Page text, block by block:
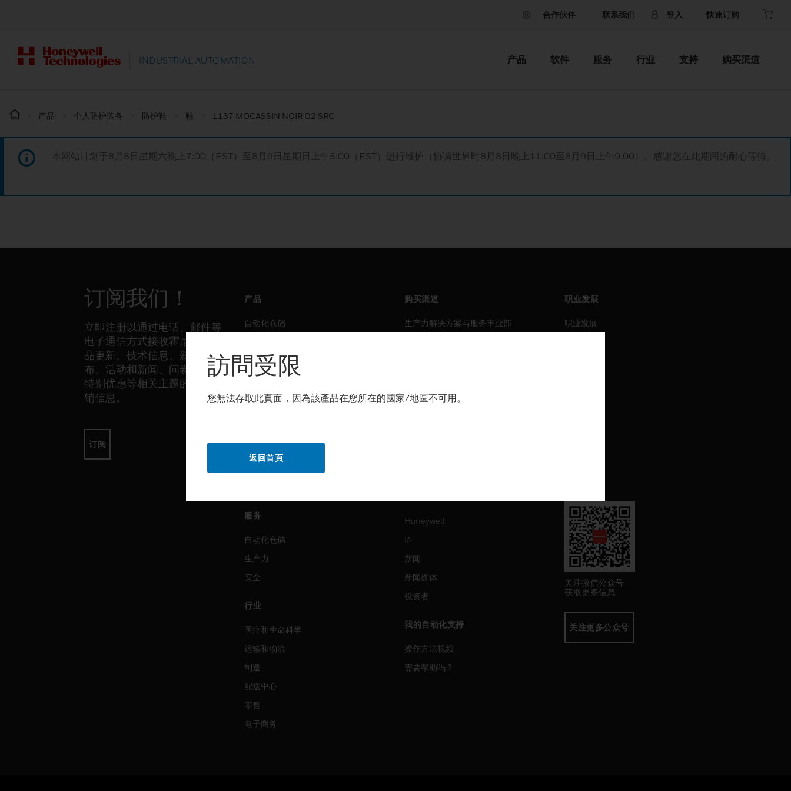
合作伙伴 联系我们 登入 快速订购
INDUSTRIAL AUTOMATION 产品 软件 服务 行业 支持 购买渠道
产品 个人防护装备 防护鞋 鞋 1137 MOCASSIN NOIR O2 SRC
本网站计划于8月8日星期六晚上7:00（EST）至8月9日星期日上午5:00（EST）进行维护（协调世界时8月8日晚上11:00至8月9日上午9:00）。感谢您在此期间的耐心等待。
订阅我们！
立即注册以通过电话、邮件等
电子通信方式接收霍尼韦尔产
品更新、技术信息、新品发
布、活动和新闻、问卷调查、
特别优惠等相关主题的独家营
销信息。
订阅
产品
自动化仓储
安全
传感解决方案
自动化仓储
生产力
服务
自动化仓储
生产力
安全
行业
医疗和生命科学
运输和物流
制造
配送中心
零售
电子商务
购买渠道
生产力解决方案与服务事业部
自动化仓储
Honeywell
IA
新闻
新闻媒体
投资者
我的自动化支持
操作方法视频
需要帮助吗？
职业发展
职业发展
关注微信公众号
获取更多信息
关注更多公众号
訪問受限
您無法存取此頁面，因為該產品在您所在的國家/地區不可用。
返回首頁